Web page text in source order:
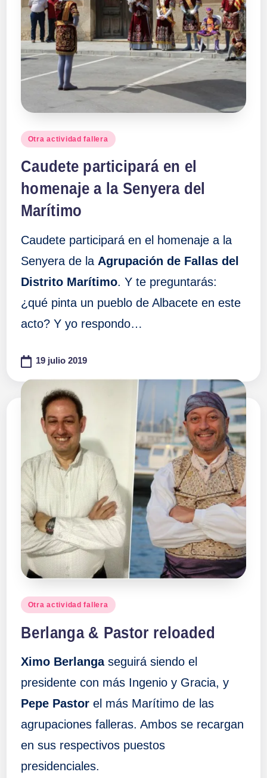
Publicado
Otra actividad fallera
Caudete participará en el
homenaje a la Senyera del
Marítimo
Caudete participará en el homenaje a la
Senyera de la Agrupación de Fallas del
Distrito Marítimo. Y te preguntarás:
¿qué pinta un pueblo de Albacete en este
acto? Y yo respondo…
19 julio 2019
Publicado
Otra actividad fallera
Berlanga & Pastor reloaded
Ximo Berlangaseguirá siendo el
presidente con más Ingenio y Gracia, y
Pepe Pastorel más Marítimo de las
agrupaciones falleras. Ambos se recargan
en sus respectivos puestos
presidenciales.